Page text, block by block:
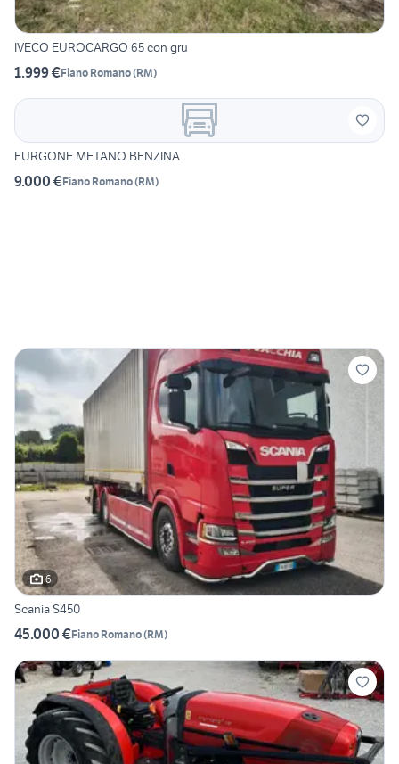
IVECO EUROCARGO 65 con gru
1.999 €Fiano Romano(RM)
FURGONE METANO BENZINA
9.000 €Fiano Romano(RM)
6
Scania S450
45.000 €Fiano Romano(RM)